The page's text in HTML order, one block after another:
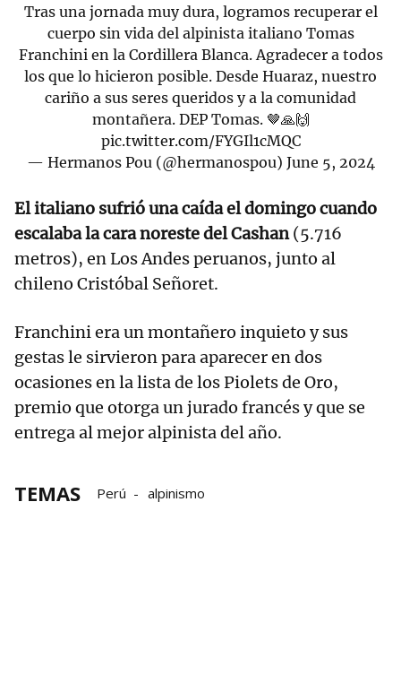
Tras una jornada muy dura, logramos recuperar el
cuerpo sin vida del alpinista italiano Tomas
Franchini en la Cordillera Blanca. Agradecer a todos
los que lo hicieron posible. Desde Huaraz, nuestro
cariño a sus seres queridos y a la comunidad
montañera. DEP Tomas. 🤎🙏🙌
pic.twitter.com/FYGIl1cMQC
— Hermanos Pou (@hermanospou) June 5, 2024
El italiano sufrió una caída el domingo cuando
escalaba la cara noreste del Cashan(5.716
metros), en Los Andes peruanos, junto al
chileno Cristóbal Señoret.
Franchini era un montañero inquieto y sus
gestas le sirvieron para aparecer en dos
ocasiones en la lista de los Piolets de Oro,
premio que otorga un jurado francés y que se
entrega al mejor alpinista del año.
TEMAS Perú alpinismo